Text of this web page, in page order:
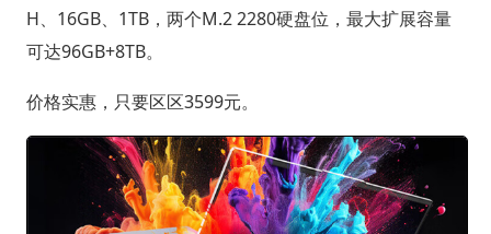
H、16GB、1TB，两个M.2 2280硬盘位，最大扩展容量
可达96GB+8TB。
价格实惠，只要区区3599元。